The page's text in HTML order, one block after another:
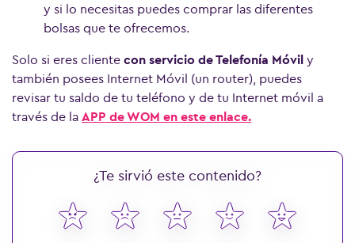
y si lo necesitas puedes comprar las diferentes
bolsas que te ofrecemos.
Solo si eres cliente con servicio de Telefonía Móvil y
también posees Internet Móvil (un router), puedes
revisar tu saldo de tu teléfono y de tu Internet móvil a
través de la APP de WOM en este enlace.
¿Te sirvió este contenido?